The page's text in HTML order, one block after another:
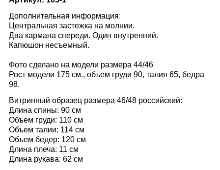
Дополнительная информация:
Центральная застежка на молнии.
Два кармана спереди. Один внутренний.
Капюшон несъемный.
Фото сделано на модели размера 44/46
Рост модели 175 см., объем груди 90, талия 65, бедра
98.
Витринный образец размера 46/48 российский:
Длина спины: 90 см
Объем груди: 110 см
Объем талии: 114 см
Объем бедер: 120 см
Длина плеча: 11 см
Длина рукава: 62 см